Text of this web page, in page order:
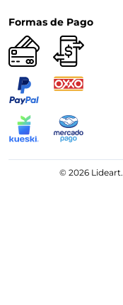
Formas de Pago
© 2026